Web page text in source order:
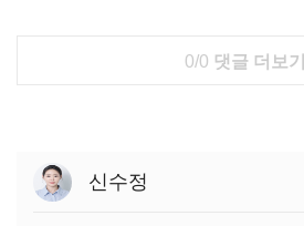
0/0 댓글 더보기
신수정